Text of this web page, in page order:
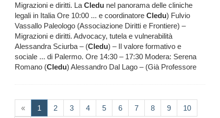
Migrazioni e diritti. LaCledu nel panorama delle cliniche
legali in Italia Ore 10:00 ... e coordinatore Cledu) Fulvio
Vassallo Paleologo (Associazione Diritti e Frontiere) –
Migrazioni e diritti. Advocacy, tutela e vulnerabilità
Alessandra Sciurba – (Cledu) – Il valore formativo e
sociale ... di Palermo. Ore 14:30 – 17:30 Modera: Serena
Romano (Cledu) Alessandro Dal Lago – (Già Professore
« 1 (current)
2 3 4 5 6 7 8 9 10